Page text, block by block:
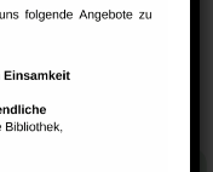
Gesundheits-Cafe